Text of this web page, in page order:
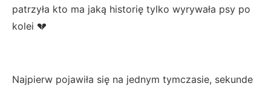
patrzyła kto ma jaką historię tylko wyrywała psy po
kolei 💔
Najpierw pojawiła się na jednym tymczasie, sekunde